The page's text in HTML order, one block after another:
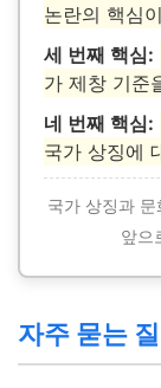
논란의 핵심
세 번째 핵심:
가 제창 기준
네 번째 핵심:
국가 상징에
국가 상징과
앞으
자주 묻는